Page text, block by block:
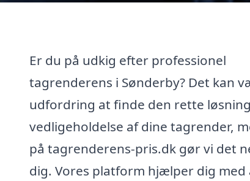
Er du på udkig efter professionel
tagrenderens i Sønderby? Det kan
udfordring at finde den rette
vedligeholdelse af dine tagrender,
på tagrenderens-pris.dk gør vi det
dig. Vores platform hjælper dig med